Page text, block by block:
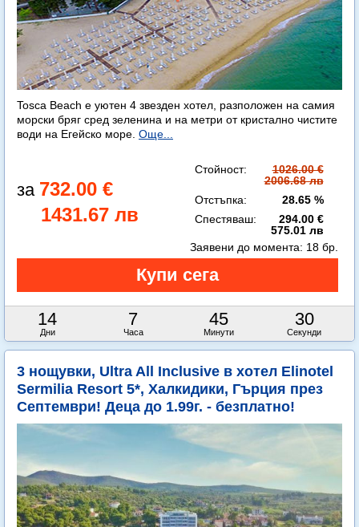
Tosca Beach е уютен 4 звезден хотел, разположен на самия
морски бряг сред зеленина и на метри от кристално чистите
води на Егейско море. Още...
732.00 €
1431.67 лв
Стойност:
1026.00 €
2006.68 лв
Отстъпка:
28.65 %
Спестяваш:
294.00 €
575.01 лв
14
Дни
7
Часа
45
Минути
29
Секунди
Заявени до момента: 18 бр.
3 нощувки, Ultra All Inclusive в хотел Elinotel
Sermilia Resort 5*, Халкидики, Гърция през
Септември! Деца до 1.99г. - безплатно!